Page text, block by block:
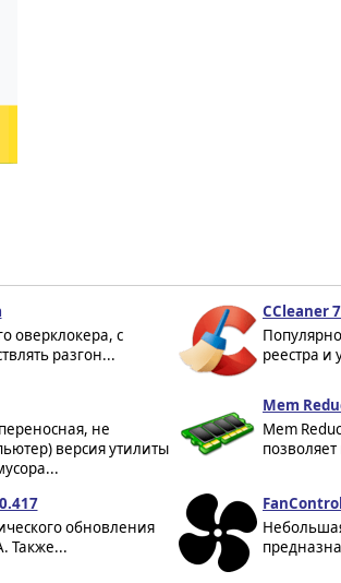
оверклокера, с
разгон...
CCleaner
реестра и
не
версия утилиты
Mem
Mem
обновления
Также...